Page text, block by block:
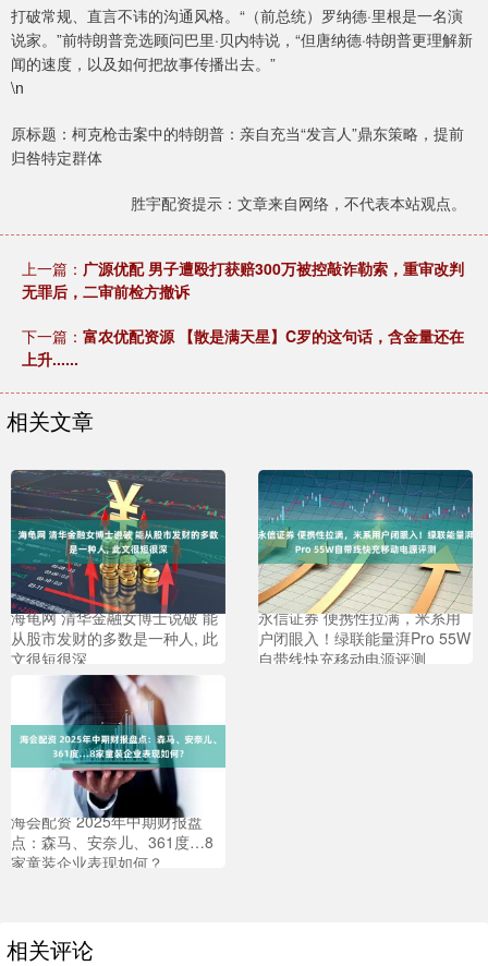
打破常规、直言不讳的沟通风格。“（前总统）罗纳德·里根是一名演
说家。”前特朗普竞选顾问巴里·贝内特说，“但唐纳德·特朗普更理解新
闻的速度，以及如何把故事传播出去。”
\n
原标题：柯克枪击案中的特朗普：亲自充当“发言人”鼎东策略，提前
归咎特定群体
胜宇配资提示：文章来自网络，不代表本站观点。
上一篇： 广源优配 男子遭殴打获赔300万被控敲诈勒索，重审改判
无罪后，二审前检方撤诉
下一篇： 富农优配资源 【散是满天星】C罗的这句话，含金量还在
上升......
相关文章
海龟网 清华金融女博士说破 能
从股市发财的多数是一种人, 此
文很短很深
永信证券 便携性拉满，米系用
户闭眼入！绿联能量湃Pro 55W
自带线快充移动电源评测
海会配资 2025年中期财报盘
点：森马、安奈儿、361度…8
家童装企业表现如何？
相关评论